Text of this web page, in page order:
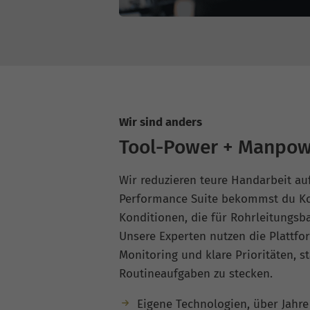
Wir sind anders
Tool-Power +
Wir reduzieren teure Handarbeit
Performance Suite bekommst du
Konditionen, die für
Unsere Experten nutzen die
Monitoring und klare Prioritäten,
Routineaufgaben zu stecken.
Eigene Technologien, über